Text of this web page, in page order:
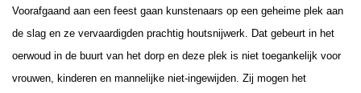
Voorafgaand aan een feest gaan kunstenaars op een geheime plek aan
de slag en ze vervaardigden prachtig houtsnijwerk. Dat gebeurt in het
oerwoud in de buurt van het dorp en deze plek is niet toegankelijk voor
vrouwen, kinderen en mannelijke niet-ingewijden. Zij mogen het